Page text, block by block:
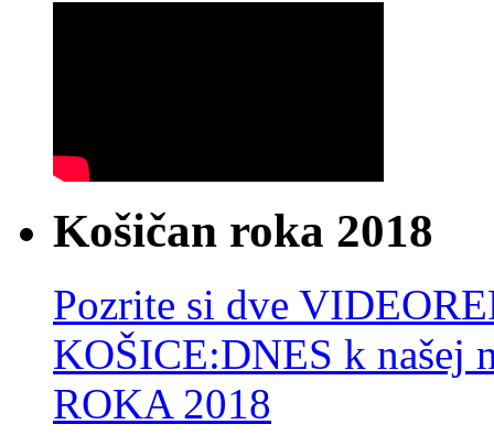
Košičan roka 2018
Pozrite si dve
KOŠICE:DNES k
ROKA 2018